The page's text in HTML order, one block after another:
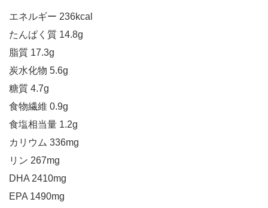
エネルギー 236kcal
たんぱく質 14.8g
脂質 17.3g
炭水化物 5.6g
糖質 4.7g
食物繊維 0.9g
食塩相当量 1.2g
カリウム 336mg
リン 267mg
DHA 2410mg
EPA 1490mg